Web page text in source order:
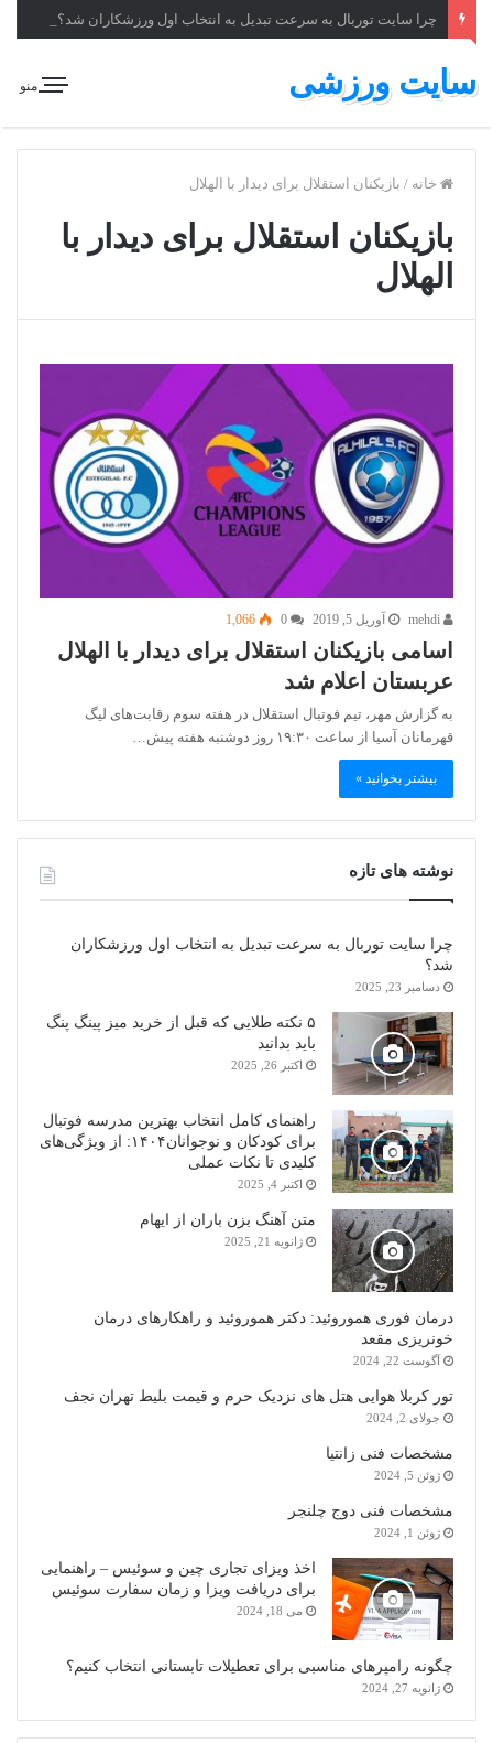
چرا سایت توربال به ‌سرعت تبدیل به انتخاب اول ورزشکاران شد؟
منو سایت ورزشی
خانه / بازیکنان استقلال برای دیدار با الهلال
بازیکنان استقلال برای دیدار با
الهلال
آوریل 5, 2019 1,066
اسامی بازیکنان استقلال برای دیدار با الهلال
عربستان اعلام شد
به گزارش مهر، تیم فوتبال استقلال در هفته سوم رقابت‌های لیگ
قهرمانان آسیا از ساعت ۱۹:۳۰ روز دوشنبه هفته پیش…
بیشتر بخوانید »
نوشته های تازه
چرا سایت توربال به ‌سرعت تبدیل به انتخاب اول ورزشکاران
شد؟
دسامبر 23, 2025
۵ نکته طلایی که قبل از خرید میز پینگ پنگ
باید بدانید
اکتبر 26, 2025
راهنمای کامل انتخاب بهترین مدرسه فوتبال
برای کودکان و نوجوانان۱۴۰۴: از ویژگی‌های
کلیدی تا نکات عملی
اکتبر 4, 2025
متن آهنگ بزن باران از ایهام
ژانویه 21, 2025
درمان فوری هموروئید: دکتر هموروئید و راهکارهای درمان
خونریزی مقعد
آگوست 22, 2024
تور کربلا هوایی هتل های نزدیک حرم و قیمت بلیط تهران نجف
جولای 2, 2024
مشخصات فنی زانتیا
ژوئن 5, 2024
مشخصات فنی دوج چلنجر
ژوئن 1, 2024
اخذ ویزای تجاری چین و سوئیس – راهنمایی
برای دریافت ویزا و زمان سفارت سوئیس
می 18, 2024
چگونه رامپرهای مناسبی برای تعطیلات تابستانی انتخاب کنیم؟
ژانویه 27, 2024